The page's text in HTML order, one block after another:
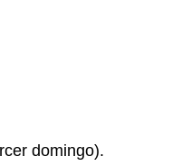
domingo).